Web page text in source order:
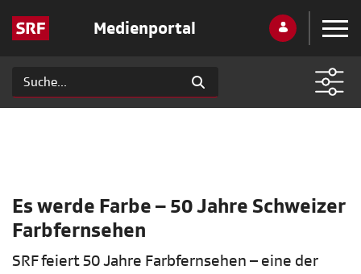
Medienportal
Es werde Farbe – 50 Jahre Schweizer
Farbfernsehen
SRF feiert 50 Jahre Farbfernsehen – eine der